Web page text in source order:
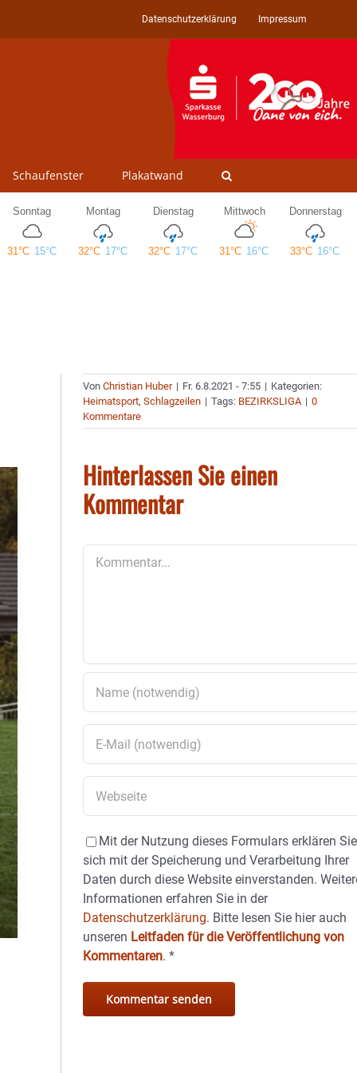
Datenschutzerklärung Impressum
Schaufenster Plakatwand
VonChristian Huber | Fr. 6.8.2021 - 7:55 | Kategorien:
Heimatsport,Schlagzeilen | Tags: BEZIRKSLIGA | 0
Kommentare
Hinterlassen Sie einen
Kommentar
Mit der Nutzung dieses Formulars erklären Sie
sich mit der Speicherung und Verarbeitung Ihrer
Daten durch diese Website einverstanden.
Informationen erfahren Sie in der
Datenschutzerklärung. Bitte lesen Sie hier auch
unseren Leitfaden für die Veröffentlichung von
Kommentaren.*